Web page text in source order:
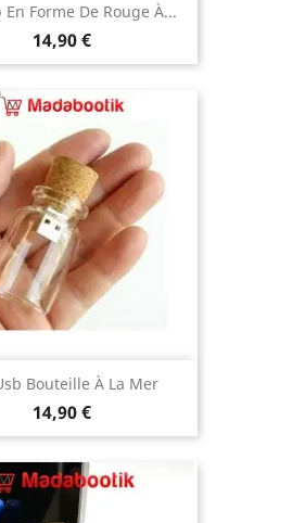
En Forme De Rouge À...
Prix
14,90 €
Bouteille À La Mer
Prix
14,90 €